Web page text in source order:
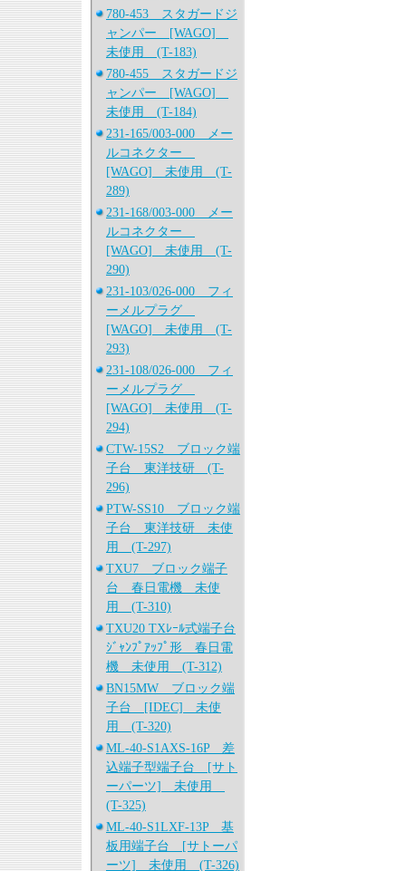
780-453 スタガードジ
ャンパー [WAGO]
未使用 (T-183)
780-455 スタガードジ
ャンパー [WAGO]
未使用 (T-184)
231-165/003-000 メー
ルコネクター
[WAGO] 未使用 (T-
289)
231-168/003-000 メー
ルコネクター
[WAGO] 未使用 (T-
290)
231-103/026-000 フィ
ーメルプラグ
[WAGO] 未使用 (T-
293)
231-108/026-000 フィ
ーメルプラグ
[WAGO] 未使用 (T-
294)
CTW-15S2 ブロック端
子台 東洋技研 (T-
296)
PTW-SS10 ブロック端
子台 東洋技研 未使
用 (T-297)
TXU7 ブロック端子
台 春日電機 未使
用 (T-310)
TXU20 TXﾚｰﾙ式端子台
ｼﾞｬﾝﾌﾟｱｯﾌﾟ形 春日電
機 未使用 (T-312)
BN15MW ブロック端
子台 [IDEC] 未使
用 (T-320)
ML-40-S1AXS-16P 差
込端子型端子台 [サト
ーパーツ] 未使用
(T-325)
ML-40-S1LXF-13P 基
板用端子台 [サトーパ
ーツ] 未使用 (T-326)